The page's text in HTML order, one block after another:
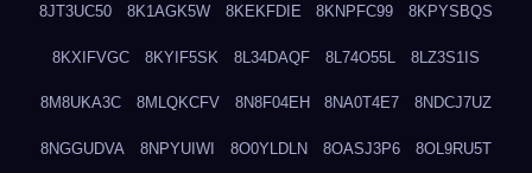
8JT3UC50 8K1AGK5W 8KEKFDIE 8KNPFC99 8KPYSBQS
8KXIFVGC 8KYIF5SK 8L34DAQF 8L74O55L 8LZ3S1IS
8M8UKA3C 8MLQKCFV 8N8F04EH 8NA0T4E7 8NDCJ7UZ
8NGGUDVA 8NPYUIWI 8O0YLDLN 8OASJ3P6 8OL9RU5T